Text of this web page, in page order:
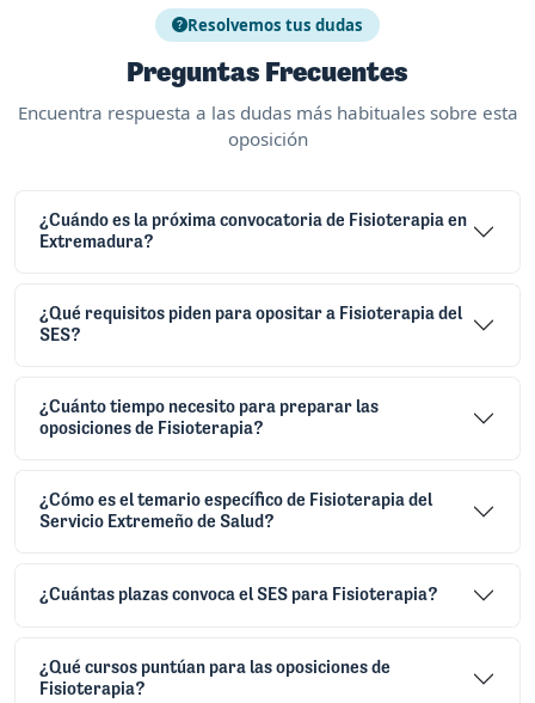
Resolvemos tus dudas
Preguntas Frecuentes
Encuentra respuesta a las dudas más habituales sobre esta
oposición
¿Cuándo es la próxima convocatoria de Fisioterapia en
Extremadura?
¿Qué requisitos piden para opositar a Fisioterapia del
SES?
¿Cuánto tiempo necesito para preparar las
oposiciones de Fisioterapia?
¿Cómo es el temario específico de Fisioterapia del
Servicio Extremeño de Salud?
¿Cuántas plazas convoca el SES para Fisioterapia?
¿Qué cursos puntúan para las oposiciones de
Fisioterapia?